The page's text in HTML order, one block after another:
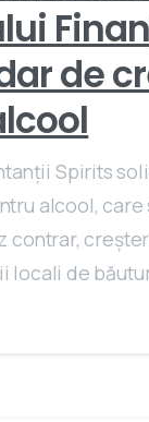
de
Spirits
alcool, care
contrar,
locali de